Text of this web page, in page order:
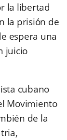
la libertad
la prisión de
espera una
juicio
cubano
Movimiento
de la